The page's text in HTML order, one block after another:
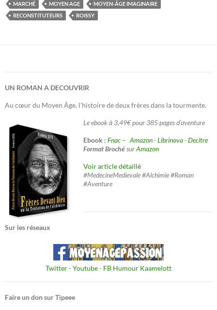
MARCHÉ
MOYEN AGE
MOYEN-ÂGE IMAGINAIRE
RECONSTITUTEURS
ROISSY
UN ROMAN A DECOUVRIR
Au cœur du Moyen Âge, l'histoire de deux frères dans la tourmente.
Le ebook à 3,49€ pour 385 pages d'aventure
Ebook : Fnac – Amazon-Librinova-Decitre
Format BrochésurAmazon
Voir article détaillé
#MedecineMedievale #Alchimie #Roman
#Aventure
Sur les réseaux
Twitter- Youtube- FB Humour Kaamelott
Faire un don sur Tipeee